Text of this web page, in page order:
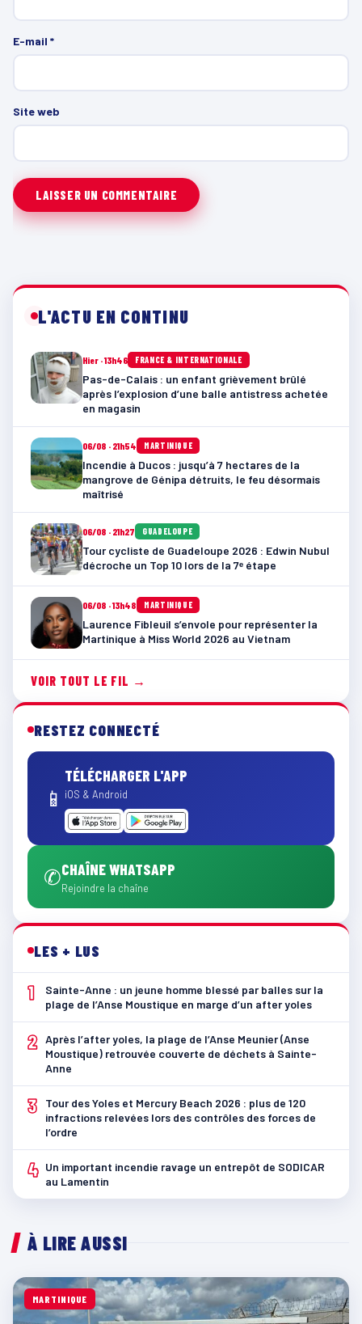
E-mail *
Site web
L'ACTU EN CONTINU
Hier · 13h46 FRANCE & INTERNATIONALE
Pas-de-Calais : un enfant grièvement brûlé
après l’explosion d’une balle antistress achetée
en magasin
06/08 · 21h54 MARTINIQUE
Incendie à Ducos : jusqu’à 7 hectares de la
mangrove de Génipa détruits, le feu désormais
maîtrisé
06/08 · 21h27 GUADELOUPE
Tour cycliste de Guadeloupe 2026 : Edwin Nubul
décroche un Top 10 lors de la 7ᵉ étape
06/08 · 13h48 MARTINIQUE
Laurence Fibleuil s’envole pour représenter la
Martinique à Miss World 2026 au Vietnam
VOIR TOUT LE FIL →
RESTEZ CONNECTÉ
📱
TÉLÉCHARGER L'APP
iOS & Android
✆CHAÎNE WHATSAPP
Rejoindre la chaîne
LES + LUS
1
Sainte-Anne : un jeune homme blessé par balles sur la
plage de l’Anse Moustique en marge d’un after yoles
2 Après l’after yoles, la plage de l’Anse Meunier (Anse
Moustique) retrouvée couverte de déchets à Sainte-
Anne
3
Tour des Yoles et Mercury Beach 2026 : plus de 120
infractions relevées lors des contrôles des forces de
l’ordre
4 Un important incendie ravage un entrepôt de SODICAR
au Lamentin
À LIRE AUSSI
MARTINIQUE